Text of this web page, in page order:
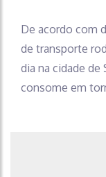
De acordo com
de transporte
dia na cidade de
consome em